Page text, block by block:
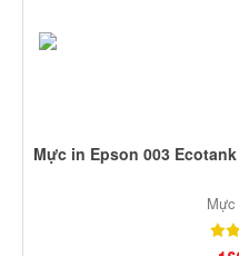
Mực in Epson 003